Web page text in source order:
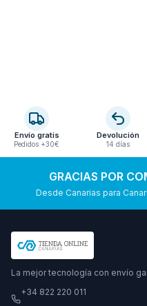
Envío gratis
Pedidos +30€
Devolución
14 días
GRACIAS POR
Desde Canarias para
La mejor tecnología con envío
+34 822 220 011